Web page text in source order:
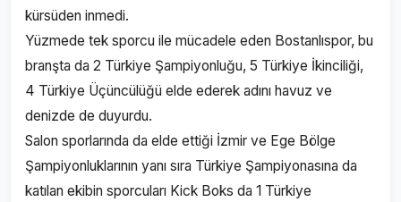
kürsüden inmedi.
Yüzmede tek sporcu ile mücadele eden Bostanlıspor, bu
branşta da 2 Türkiye Şampiyonluğu, 5 Türkiye İkinciliği,
4 Türkiye Üçüncülüğü elde ederek adını havuz ve
denizde de duyurdu.
Salon sporlarında da elde ettiği İzmir ve Ege Bölge
Şampiyonluklarının yanı sıra Türkiye Şampiyonasına da
katılan ekibin sporcuları Kick Boks da 1 Türkiye